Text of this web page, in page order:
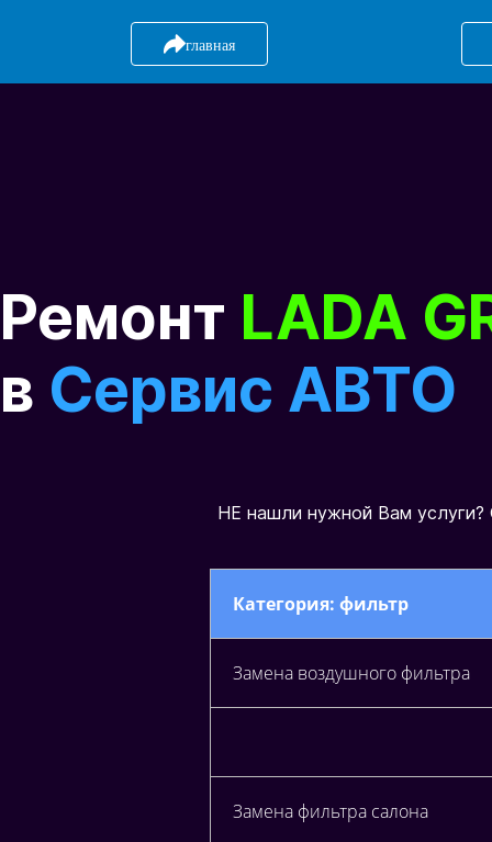
главная
Ремонт LADA
в Сервис АВТО
НЕ нашли нужной Вам услуги?
Категория: фильтр
Замена воздушного фильтра
Замена фильтра салона